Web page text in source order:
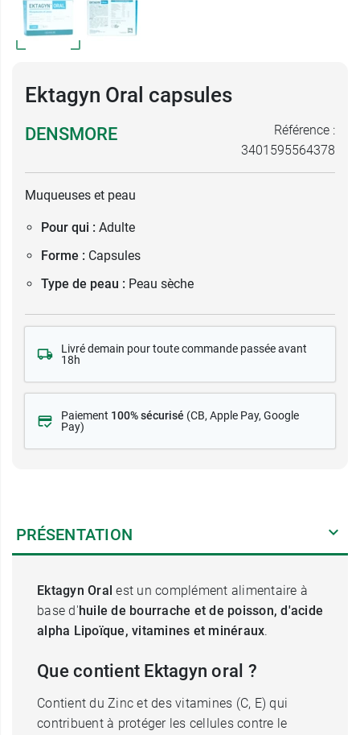
Ektagyn Oral capsules
DENSMORE
Référence :
3401595564378
Muqueuses et peau
Pour qui : Adulte
Forme : Capsules
Type de peau : Peau sèche
Livré demain pour toute commande passée avant
18h
Paiement 100% sécurisé (CB, Apple Pay, Google
Pay)
PRÉSENTATION
Ektagyn Oral est un complément alimentaire à
base d'huile de bourrache et de poisson, d'acide
alpha Lipoïque, vitamines et minéraux.
Que contient Ektagyn oral ?
Contient du Zinc et des vitamines (C, E) qui
contribuent à protéger les cellules contre le